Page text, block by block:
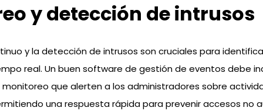
y detección de intrusos
y la detección de intrusos son cruciales para
real. Un buen software de gestión de eventos debe
que alerten a los administradores sobre
una respuesta rápida para prevenir accesos no